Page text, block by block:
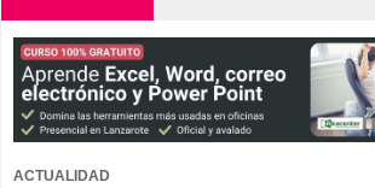
ACTUALIDAD